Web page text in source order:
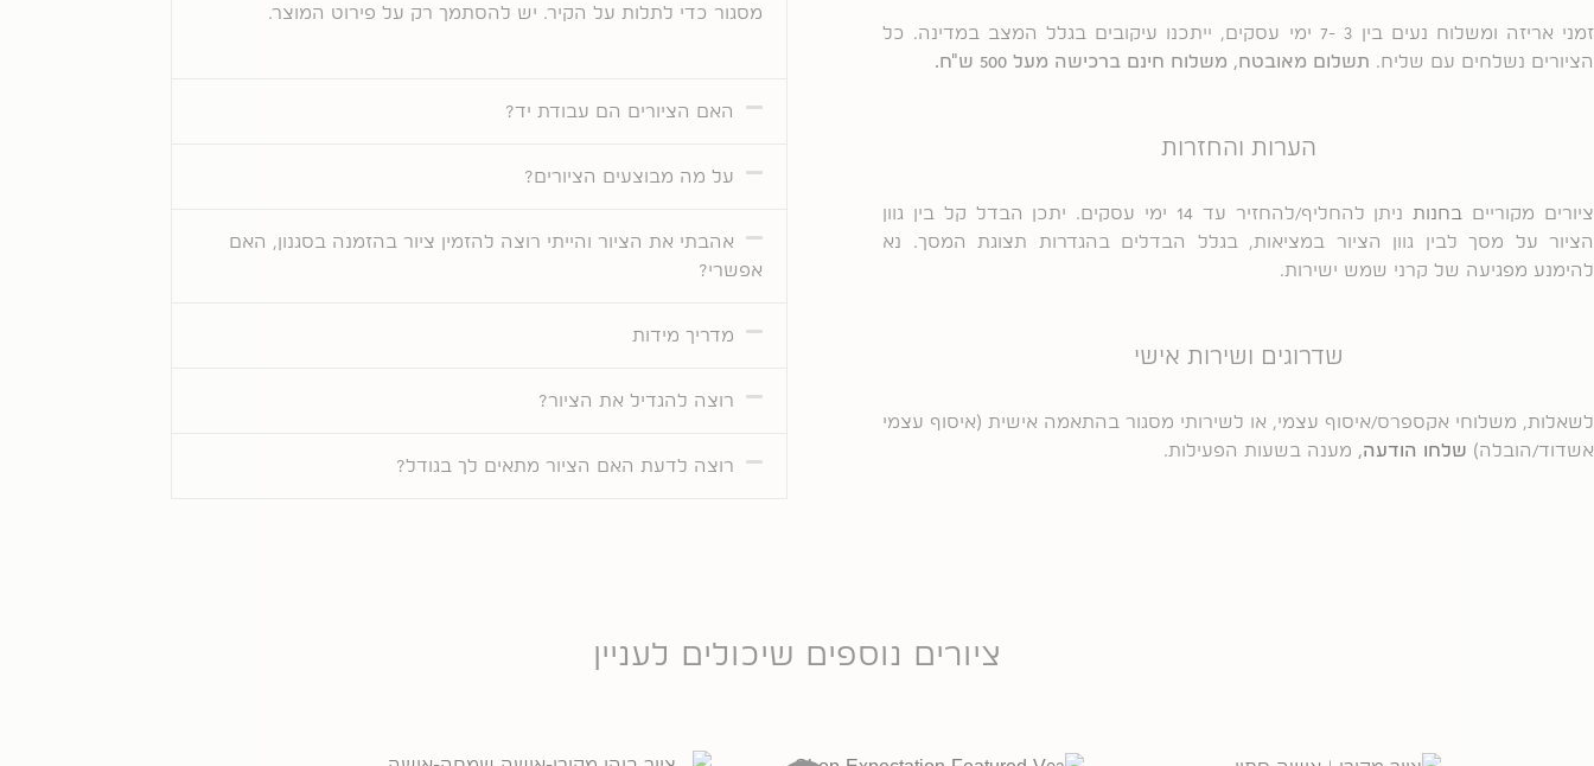
זמני אריזה ומשלוח נעים בין 3 -7 ימי עסקים, ייתכנו עיקובים בגלל המצב במדינה. כל
הציורים נשלחים עם שליח. תשלום מאובטח, משלוח חינם ברכישה מעל 500 ש"ח.
הערות והחזרות
ציורים מקוריים בחנות
ניתן להחליף/להחזיר עד 14 ימי עסקים. יתכן הבדל קל בין גוון
הציור על מסך לבין גוון הציור במציאות, בגלל הבדלים בהגדרות תצוגת המסך. נא
להימנע מפגיעה של קרני שמש ישירות.
שדרוגים ושירות אישי
לשאלות, משלוחי אקספרס/איסוף עצמי, או לשירותי מסגור בהתאמה אישית (איסוף עצמי
אשדוד/הובלה) שלחו הודעה, מענה בשעות הפעילות.
מסגור כדי לתלות על הקיר. יש להסתמך רק על פירוט המוצר.
האם הציורים הם עבודת יד?
על מה מבוצעים הציורים?
אהבתי את הציור והייתי רוצה להזמין ציור בהזמנה בסגנון, האם
אפשרי?
מדריך מידות
רוצה להגדיל את הציור?
רוצה לדעת האם הציור מתאים לך בגודל?
ציורים נוספים שיכולים לעניין